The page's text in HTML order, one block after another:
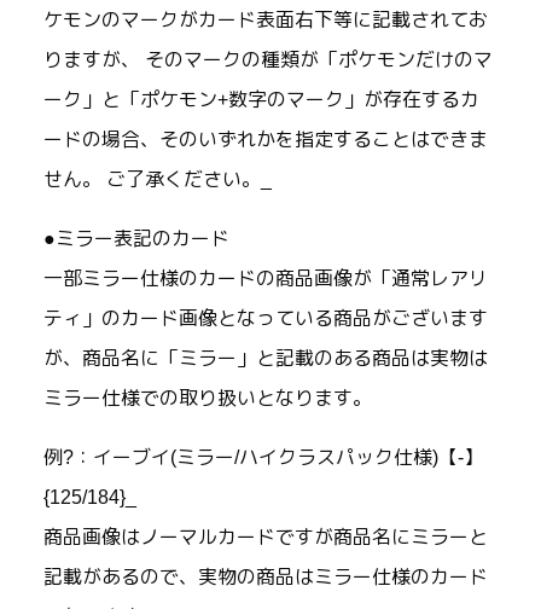
ケモンのマークがカード表面右下等に記載されてお
りますが、 そのマークの種類が「ポケモンだけのマ
ーク」と「ポケモン+数字のマーク」が存在するカ
ードの場合、そのいずれかを指定することはできま
せん。 ご了承ください。_
●ミラー表記のカード
一部ミラー仕様のカードの商品画像が「通常レアリ
ティ」のカード画像となっている商品がございます
が、商品名に「ミラー」と記載のある商品は実物は
ミラー仕様での取り扱いとなります。
例?：イーブイ(ミラー/ハイクラスパック仕様)【-】
{125/184}_
商品画像はノーマルカードですが商品名にミラーと
記載があるので、実物の商品はミラー仕様のカード